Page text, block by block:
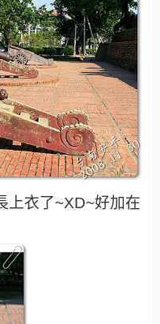
上衣了~XD~好加在